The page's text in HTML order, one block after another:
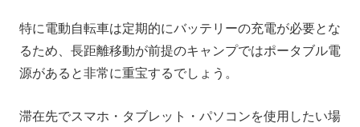
特に電動自転車は定期的にバッテリーの充電が必要とな
るため、長距離移動が前提のキャンプではポータブル電
源があると非常に重宝するでしょう。
滞在先でスマホ・タブレット・パソコンを使用したい場